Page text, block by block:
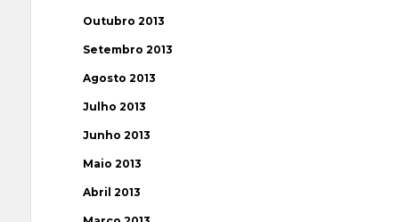
Outubro 2013
Setembro 2013
Agosto 2013
Julho 2013
Junho 2013
Maio 2013
Abril 2013